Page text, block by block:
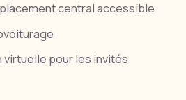
central accessible
virtuelle pour les invités